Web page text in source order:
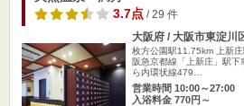
3.7点/ 29 件
大阪府 / 大阪市東淀川
枚方公園駅11.75km
上新
阪急京都線「上新庄」駅
ら内環状線479…
営業時間 10:00～27:00
入浴料金 770円～